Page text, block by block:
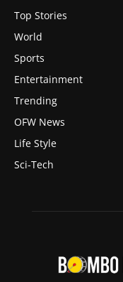
Top Stories
World
Sports
Entertainment
Trending
OFW News
Life Style
Sci-Tech